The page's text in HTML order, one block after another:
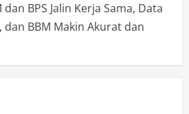
BPS Jalin Kerja Sama, Data
dan BBM Makin Akurat dan